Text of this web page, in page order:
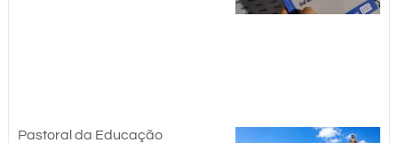
Pastoral da Educação